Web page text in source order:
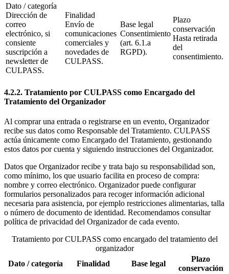
Dato / categoría
Dirección de
correo
electrónico, si
consiente
suscripción a
newsletter de
CULPASS.
Finalidad
Envío de
comunicaciones
comerciales y
novedades de
CULPASS.
Base legal
Consentimiento
(art. 6.1.a
RGPD).
Plazo
conservación
Hasta retirada
del
consentimiento.
4.2.2. Tratamiento por CULPASS como Encargado del
Tratamiento del Organizador
Al comprar una entrada o registrarse en un evento, Organizador
recibe sus datos como Responsable del Tratamiento. CULPASS
actúa únicamente como Encargado del Tratamiento, gestionando
estos datos por cuenta y siguiendo instrucciones del Organizador.
Datos que Organizador recibe y trata bajo su responsabilidad son,
como mínimo, los que usuario facilita en proceso de compra:
nombre y correo electrónico. Organizador puede configurar
formularios personalizados para recoger información adicional
necesaria para asistencia, por ejemplo restricciones alimentarias, talla
o número de documento de identidad. Recomendamos consultar
política de privacidad del Organizador de cada evento.
Tratamiento por CULPASS como encargado del tratamiento del
organizador
Dato / categoría
Finalidad Base legal
Plazo
conservación